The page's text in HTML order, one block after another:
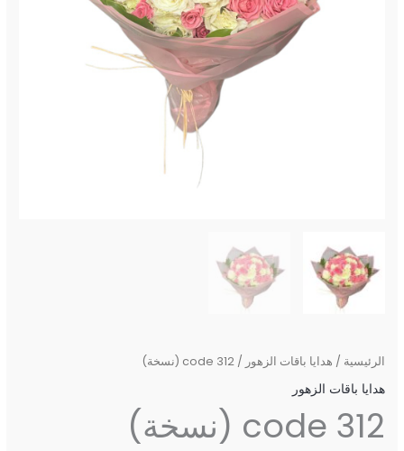
الرئيسية / هدايا باقات الزهور / code 312 (نسخة)
هدايا باقات الزهور
code 312 (نسخة)